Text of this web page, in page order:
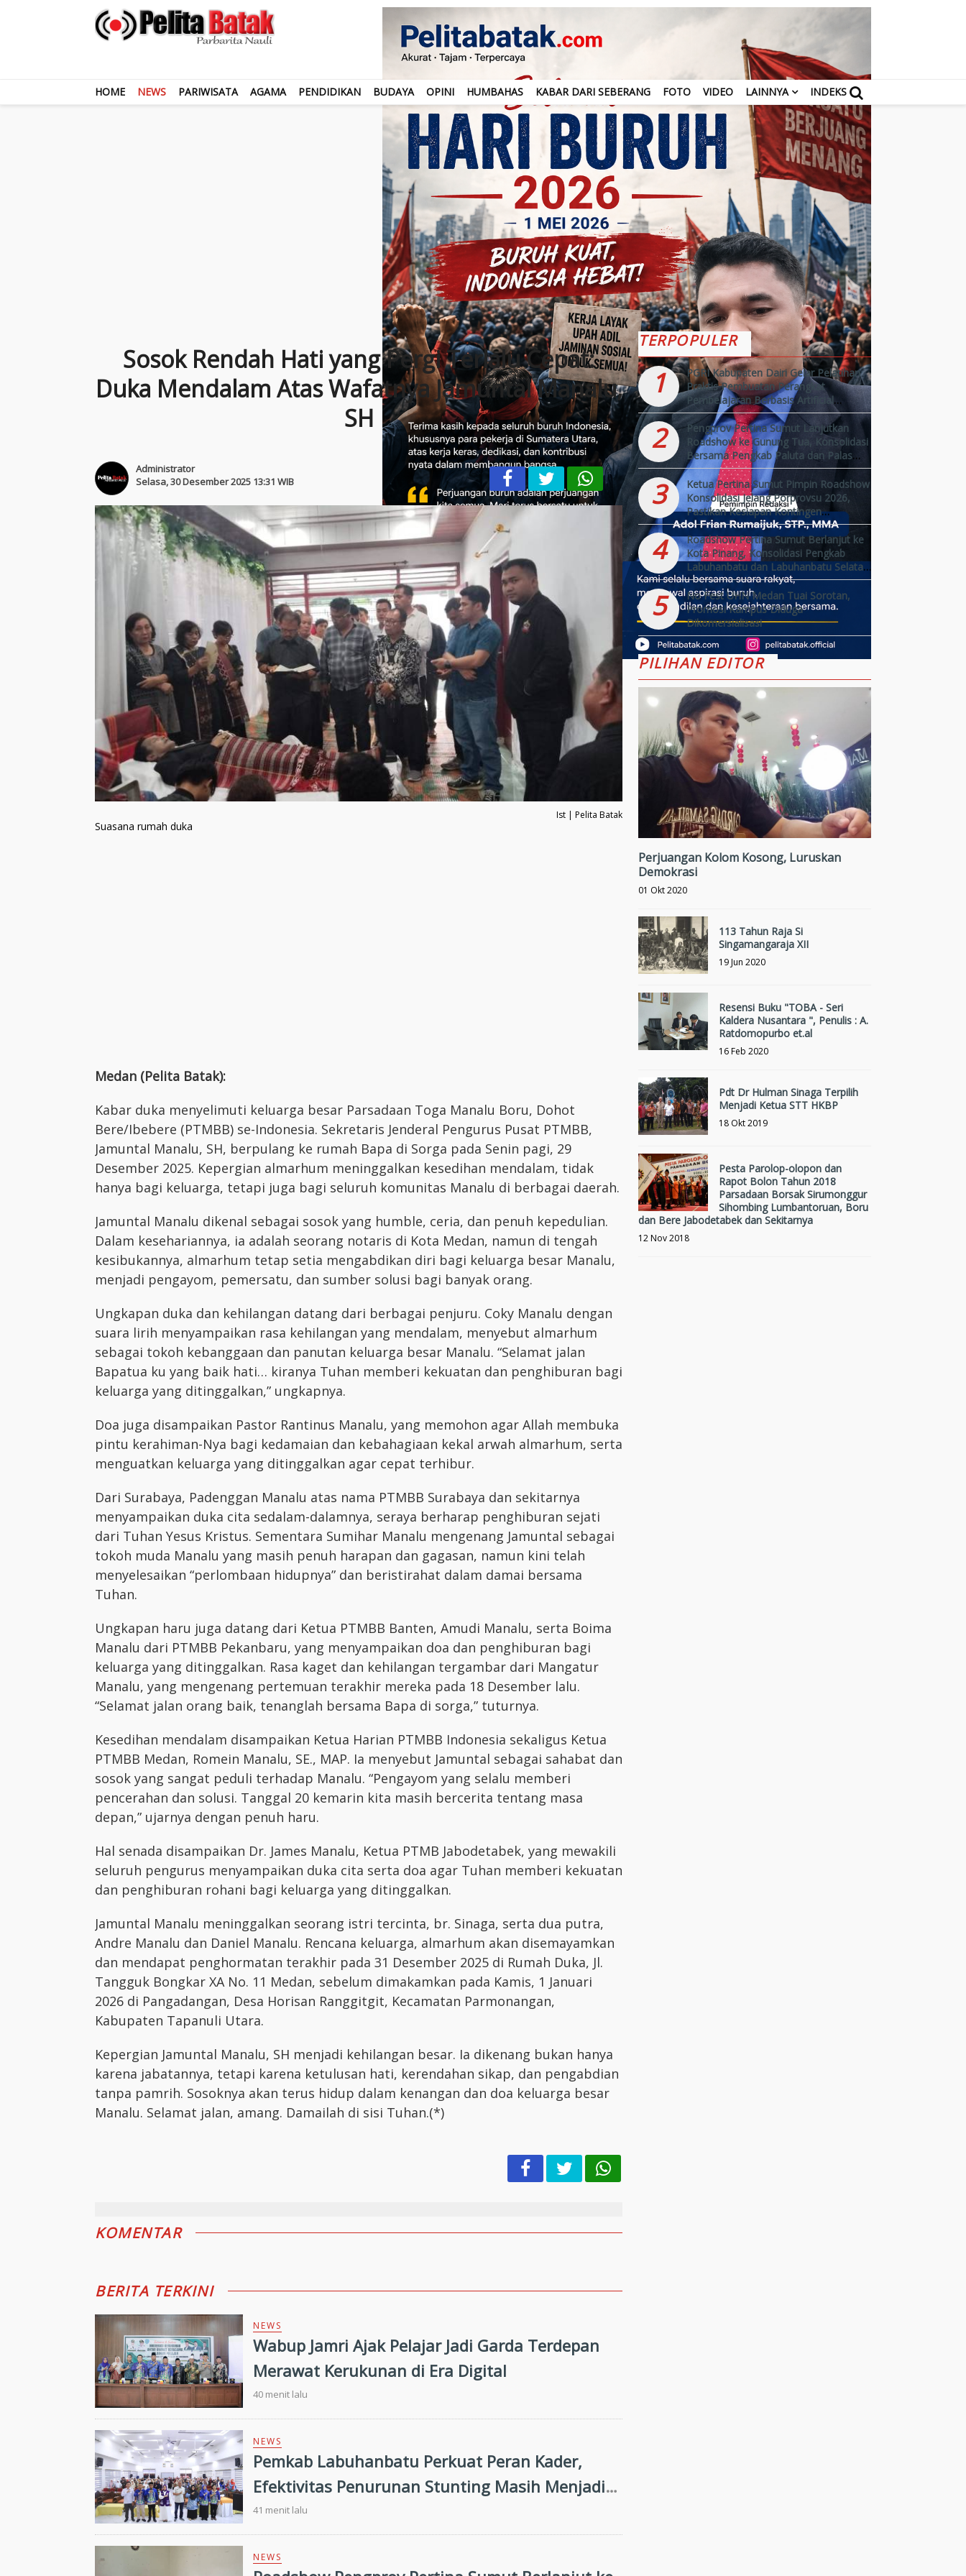
HOME NEWS PARIWISATA AGAMA PENDIDIKAN BUDAYA OPINI HUMBAHAS KABAR DARI SEBERANG FOTO VIDEO LAINNYA INDEKS
Sosok Rendah Hati yang Pergi Terlalu Cepat:
Duka Mendalam Atas Wafatnya Jamuntal Manalu,
SH
Administrator
Selasa, 30 Desember 2025 13:31 WIB
Ist | Pelita Batak
Suasana rumah duka
Medan (Pelita Batak):
Kabar duka menyelimuti keluarga besar Parsadaan Toga Manalu Boru, Dohot
Bere/Ibebere (PTMBB) se-Indonesia. Sekretaris Jenderal Pengurus Pusat PTMBB,
Jamuntal Manalu, SH, berpulang ke rumah Bapa di Sorga pada Senin pagi, 29
Desember 2025. Kepergian almarhum meninggalkan kesedihan mendalam, tidak
hanya bagi keluarga, tetapi juga bagi seluruh komunitas Manalu di berbagai daerah.
Jamuntal Manalu dikenal sebagai sosok yang humble, ceria, dan penuh kepedulian.
Dalam kesehariannya, ia adalah seorang notaris di Kota Medan, namun di tengah
kesibukannya, almarhum tetap setia mengabdikan diri bagi keluarga besar Manalu,
menjadi pengayom, pemersatu, dan sumber solusi bagi banyak orang.
Ungkapan duka dan kehilangan datang dari berbagai penjuru. Coky Manalu dengan
suara lirih menyampaikan rasa kehilangan yang mendalam, menyebut almarhum
sebagai tokoh kebanggaan dan panutan keluarga besar Manalu. “Selamat jalan
Bapatua ku yang baik hati… kiranya Tuhan memberi kekuatan dan penghiburan bagi
keluarga yang ditinggalkan,” ungkapnya.
Doa juga disampaikan Pastor Rantinus Manalu, yang memohon agar Allah membuka
pintu kerahiman-Nya bagi kedamaian dan kebahagiaan kekal arwah almarhum, serta
menguatkan keluarga yang ditinggalkan agar cepat terhibur.
Dari Surabaya, Padenggan Manalu atas nama PTMBB Surabaya dan sekitarnya
menyampaikan duka cita sedalam-dalamnya, seraya berharap penghiburan sejati
dari Tuhan Yesus Kristus. Sementara Sumihar Manalu mengenang Jamuntal sebagai
tokoh muda Manalu yang masih penuh harapan dan gagasan, namun kini telah
menyelesaikan “perlombaan hidupnya” dan beristirahat dalam damai bersama
Tuhan.
Ungkapan haru juga datang dari Ketua PTMBB Banten, Amudi Manalu, serta Boima
Manalu dari PTMBB Pekanbaru, yang menyampaikan doa dan penghiburan bagi
keluarga yang ditinggalkan. Rasa kaget dan kehilangan tergambar dari Mangatur
Manalu, yang mengenang pertemuan terakhir mereka pada 18 Desember lalu.
“Selamat jalan orang baik, tenanglah bersama Bapa di sorga,” tuturnya.
Kesedihan mendalam disampaikan Ketua Harian PTMBB Indonesia sekaligus Ketua
PTMBB Medan, Romein Manalu, SE., MAP. Ia menyebut Jamuntal sebagai sahabat dan
sosok yang sangat peduli terhadap Manalu. “Pengayom yang selalu memberi
pencerahan dan solusi. Tanggal 20 kemarin kita masih bercerita tentang masa
depan,” ujarnya dengan penuh haru.
Hal senada disampaikan Dr. James Manalu, Ketua PTMB Jabodetabek, yang mewakili
seluruh pengurus menyampaikan duka cita serta doa agar Tuhan memberi kekuatan
dan penghiburan rohani bagi keluarga yang ditinggalkan.
Jamuntal Manalu meninggalkan seorang istri tercinta, br. Sinaga, serta dua putra,
Andre Manalu dan Daniel Manalu. Rencana keluarga, almarhum akan disemayamkan
dan mendapat penghormatan terakhir pada 31 Desember 2025 di Rumah Duka, Jl.
Tangguk Bongkar XA No. 11 Medan, sebelum dimakamkan pada Kamis, 1 Januari
2026 di Pangadangan, Desa Horisan Ranggitgit, Kecamatan Parmonangan,
Kabupaten Tapanuli Utara.
Kepergian Jamuntal Manalu, SH menjadi kehilangan besar. Ia dikenang bukan hanya
karena jabatannya, tetapi karena ketulusan hati, kerendahan sikap, dan pengabdian
tanpa pamrih. Sosoknya akan terus hidup dalam kenangan dan doa keluarga besar
Manalu. Selamat jalan, amang. Damailah di sisi Tuhan.(*)
KOMENTAR
BERITA TERKINI
NEWS
Wabup Jamri Ajak Pelajar Jadi Garda Terdepan
Merawat Kerukunan di Era Digital
40 menit lalu
NEWS
Pemkab Labuhanbatu Perkuat Peran Kader,
Efektivitas Penurunan Stunting Masih Menjadi
Tantangan Bersama
41 menit lalu
NEWS
TERPOPULER
1
PGRI Kabupaten Dairi Gelar Pelatihan
Praktis Pembuatan Perangkat
Pembelajaran Berbasis Artificial
Intelligence (AI)
2
Pengprov Pertina Sumut Lanjutkan
Roadshow ke Gunung Tua, Konsolidasi
Bersama Pengkab Paluta dan Palas
Jelang Porprovsu 2026
3
Ketua Pertina Sumut Pimpin Roadshow
Konsolidasi Jelang Porprovsu 2026,
Pastikan Kesiapan Kontingen
Kabupaten/Kota
4
Roadshow Pertina Sumut Berlanjut ke
Kota Pinang, Konsolidasi Pengkab
Labuhanbatu dan Labuhanbatu Selatan
Jelang Porprovsu 2026
5
No Fest UHN Medan Tuai Sorotan,
Promosi Kampus Diduga
Dikomersialisasi
PILIHAN EDITOR
Perjuangan Kolom Kosong, Luruskan
Demokrasi
01 Okt 2020
113 Tahun Raja Si
Singamangaraja XII
19 Jun 2020
Resensi Buku "TOBA - Seri
Kaldera Nusantara ", Penulis : A.
Ratdomopurbo et.al
16 Feb 2020
Pdt Dr Hulman Sinaga Terpilih
Menjadi Ketua STT HKBP
18 Okt 2019
Pesta Parolop-olopon dan
Rapot Bolon Tahun 2018
Parsadaan Borsak Sirumonggur
Sihombing Lumbantoruan, Boru
dan Bere Jabodetabek dan Sekitarnya
12 Nov 2018